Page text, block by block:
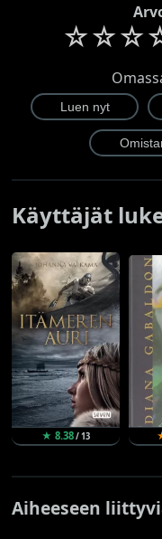
☆☆☆
Käyttäjät
★ 8.38/ 13
Aiheeseen